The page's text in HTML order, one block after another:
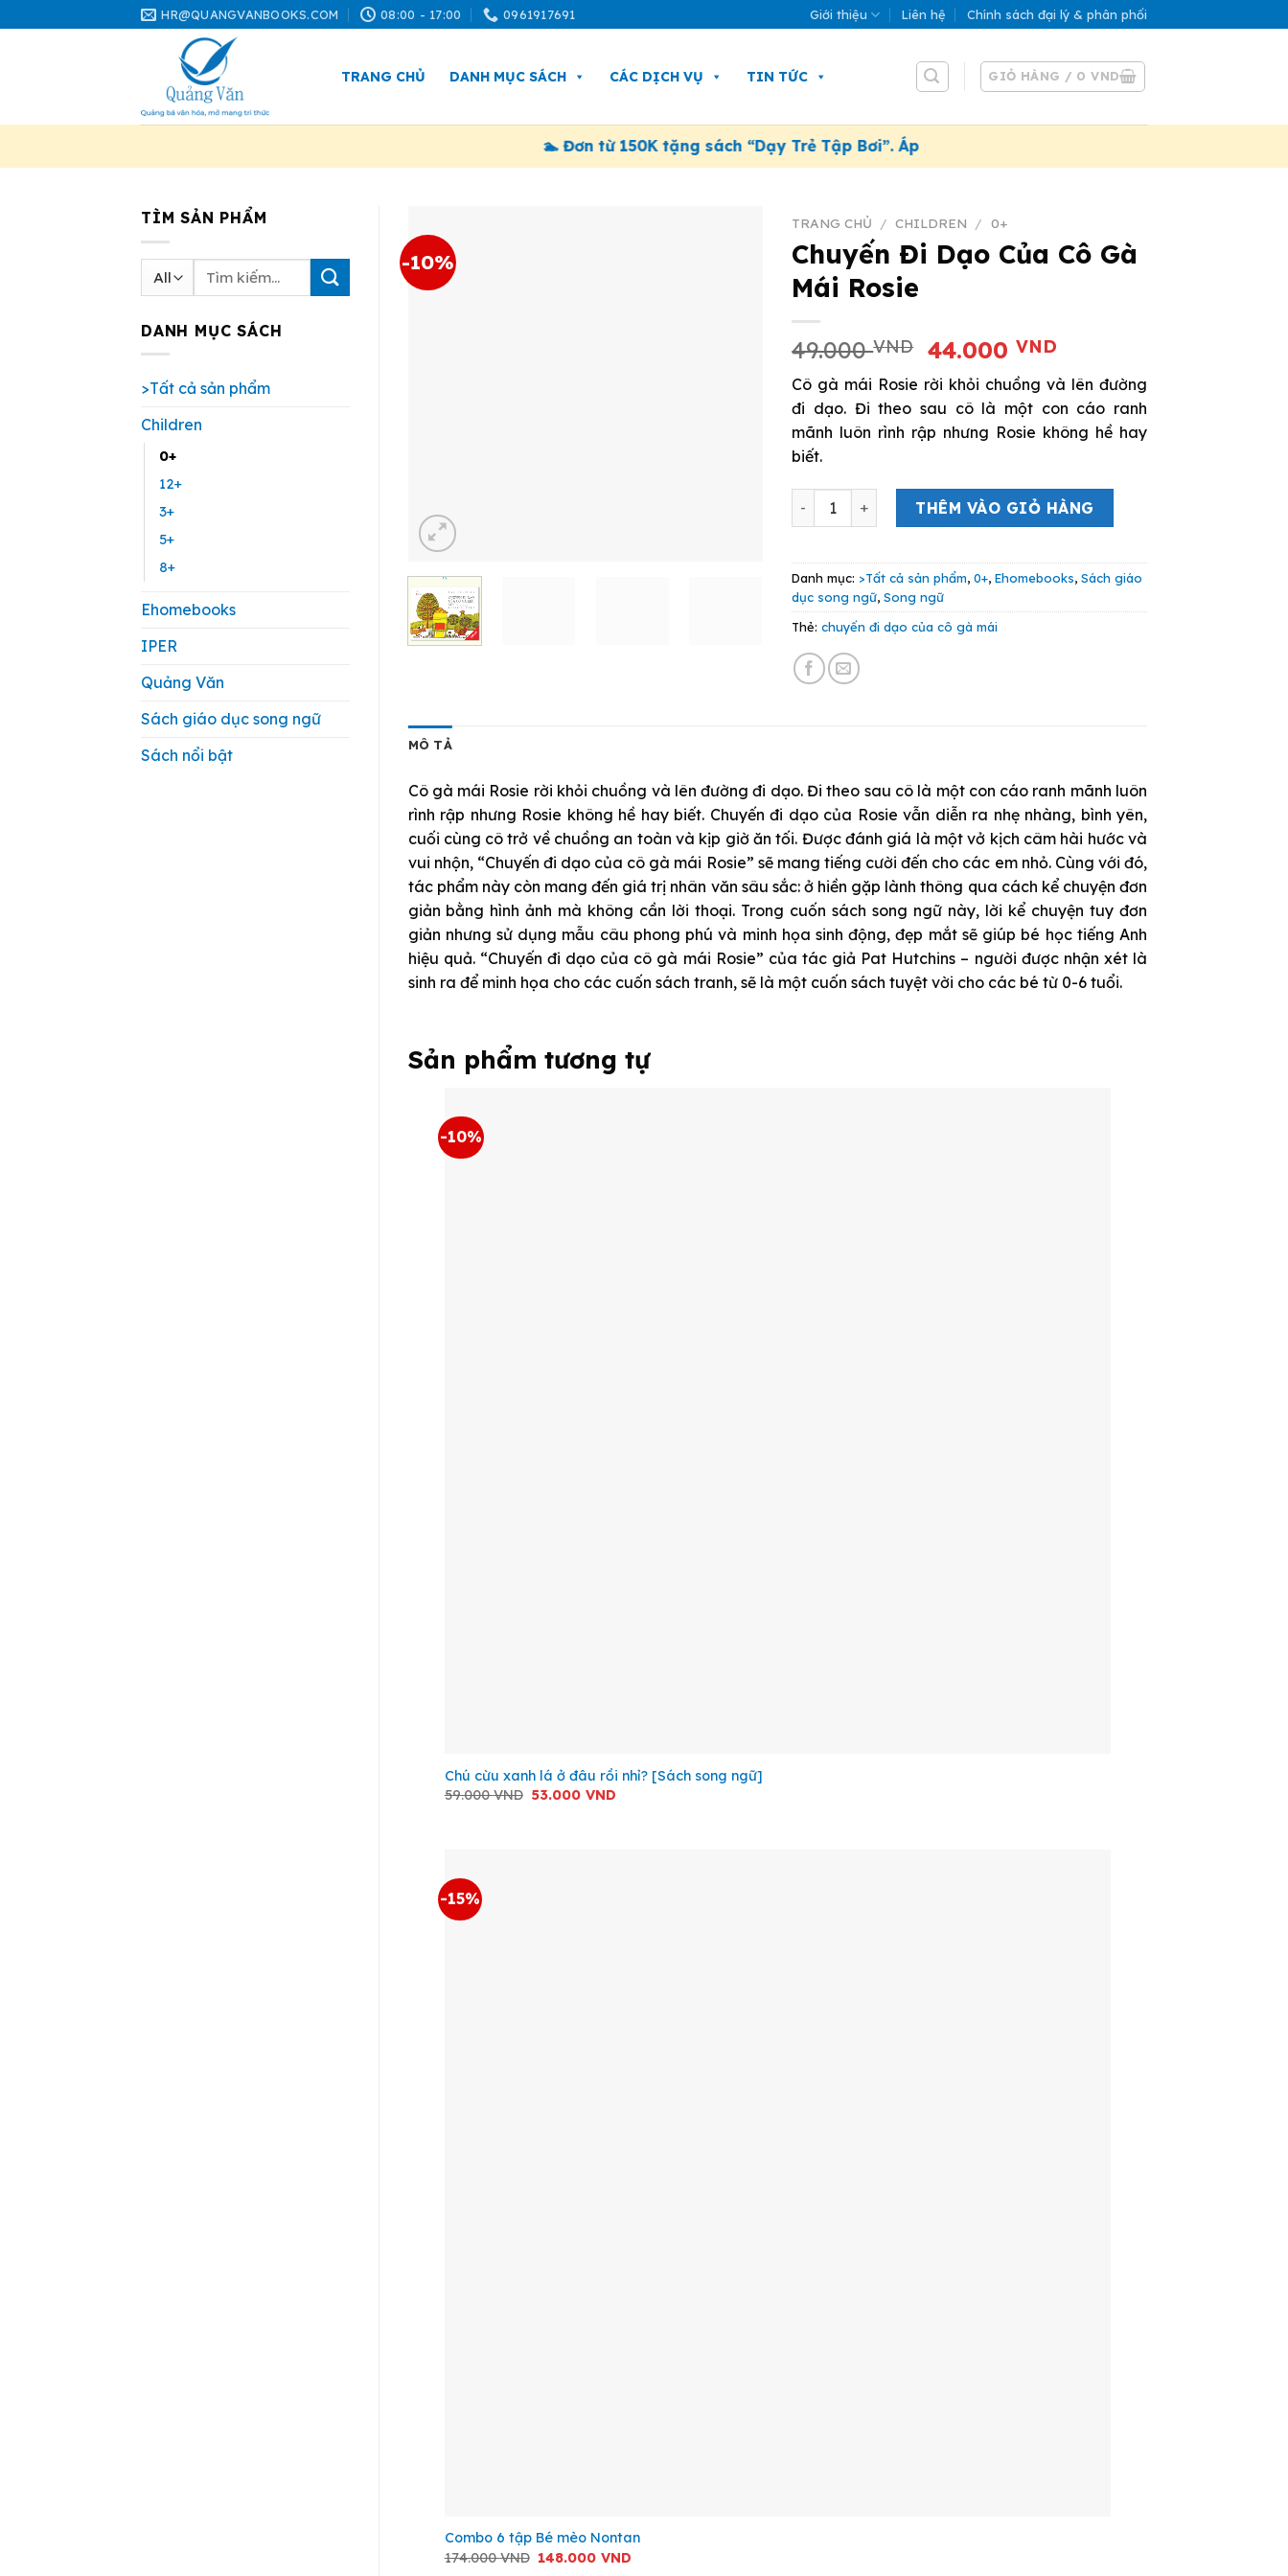
to
HR@QUANGVANBOOKS.COM 08:00 - 17:00 0961917691 Giới thiệu Liên hệ Chính sách đại lý & phân phối
TRANG CHỦ DANH MỤC SÁCH CÁC DỊCH VỤ TIN TỨC GIỎ HÀNG / 0VND
🏊 Đơn từ 150K tặng sách “Dạy Trẻ Tập Bơi”. Áp dụng đến 31/07/2026
TÌM SẢN PHẨM
Tìm
DANH MỤC SÁCH
>Tất cả sản phẩm
Children
0+
12+
3+
5+
8+
Ehomebooks
IPER
Quảng Văn
Sách giáo dục song ngữ
Sách nổi bật
-10%
TRANG CHỦ / CHILDREN / 0+
Chuyến Đi Dạo Của Cô Gà
Mái Rosie
49.000VND
Giá
gốc
là:
49.000 VND.
44.000VND
hiện
tại
là:
44.000 VND.
Cô gà mái Rosie rời khỏi chuồng và lên đường
đi dạo. Đi theo sau cô là một con cáo ranh
mãnh luôn rình rập nhưng Rosie không hề hay
biết.
Chuyến Đi Dạo Của Cô Gà Mái Rosie số lượng
THÊM VÀO GIỎ HÀNG
Danh mục: >Tất cả sản phẩm,0+,Ehomebooks,Sách giáo
dục song ngữ,Song ngữ
Thẻ:chuyến đi dạo của cô gà mái
MÔ TẢ
Cô gà mái Rosie rời khỏi chuồng và lên đường đi dạo. Đi theo sau cô là một con cáo ranh mãnh luôn
rình rập nhưng Rosie không hề hay biết. Chuyến đi dạo của Rosie vẫn diễn ra nhẹ nhàng, bình yên,
cuối cùng cô trở về chuồng an toàn và kịp giờ ăn tối. Được đánh giá là một vở kịch câm hài hước và
vui nhộn, “Chuyến đi dạo của cô gà mái Rosie” sẽ mang tiếng cười đến cho các em nhỏ. Cùng với đó,
tác phẩm này còn mang đến giá trị nhân văn sâu sắc: ở hiền gặp lành thông qua cách kể chuyện đơn
giản bằng hình ảnh mà không cần lời thoại. Trong cuốn sách song ngữ này, lời kể chuyện tuy đơn
giản nhưng sử dụng mẫu câu phong phú và minh họa sinh động, đẹp mắt sẽ giúp bé học tiếng Anh
hiệu quả. “Chuyến đi dạo của cô gà mái Rosie” của tác giả Pat Hutchins – người được nhận xét là
sinh ra để minh họa cho các cuốn sách tranh, sẽ là một cuốn sách tuyệt vời cho các bé từ 0-6 tuổi.
Sản phẩm tương tự
-10%
Chú cừu xanh lá ở đâu rồi nhỉ? [Sách song ngữ]
59.000VND Giá
53.000 VNDGiá
-15%
Combo 6 tập Bé mèo Nontan
174.000VND Giá
148.000 VNDGiá